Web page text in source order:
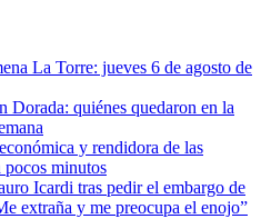
La Torre: jueves 6 de agosto de
Dorada: quiénes quedaron en la
y rendidora de las
pocos minutos
Icardi tras pedir el embargo de
extraña y me preocupa el enojo”